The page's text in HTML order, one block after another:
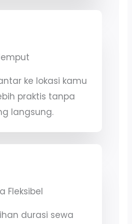
ke lokasi kamu
praktis tanpa
langsung.
Fleksibel
durasi sewa